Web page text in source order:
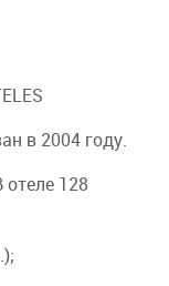
в 2004 году.
128